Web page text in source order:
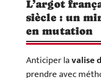
L’argot
siècle : un
en mutation
Anticiper lavalise
prendre avec